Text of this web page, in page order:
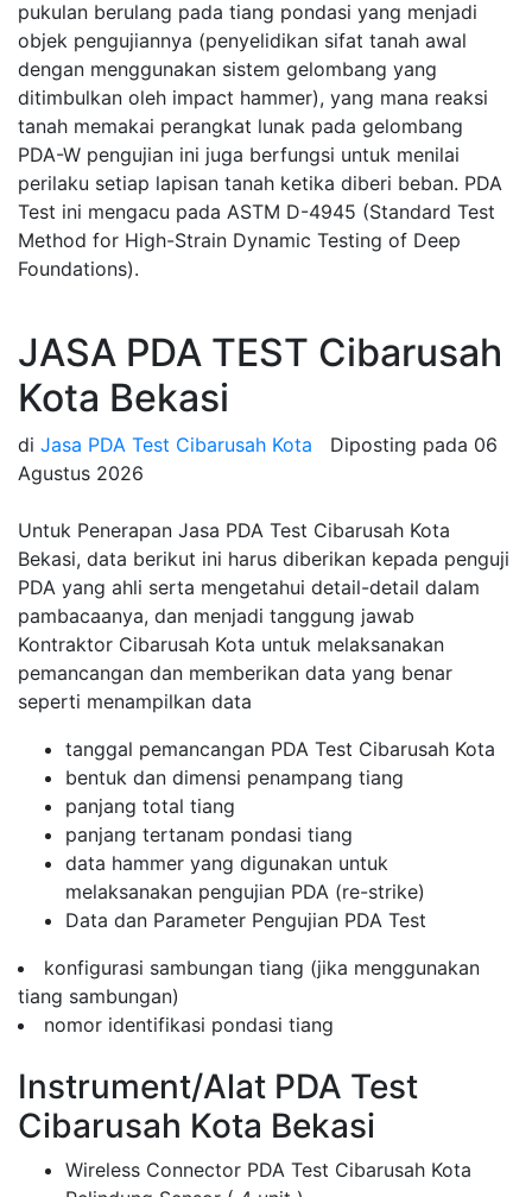
pukulan berulang pada tiang pondasi yang menjadi
objek pengujiannya (penyelidikan sifat tanah awal
dengan menggunakan sistem gelombang yang
ditimbulkan oleh impact hammer), yang mana reaksi
tanah memakai perangkat lunak pada gelombang
PDA-W pengujian ini juga berfungsi untuk menilai
perilaku setiap lapisan tanah ketika diberi beban. PDA
Test ini mengacu pada ASTM D-4945 (Standard Test
Method for High-Strain Dynamic Testing of Deep
Foundations).
JASA PDA TEST Cibarusah
Kota Bekasi
di Jasa PDA Test Cibarusah Kota Diposting pada 06
Agustus 2026
Untuk Penerapan Jasa PDA Test Cibarusah Kota
Bekasi, data berikut ini harus diberikan kepada penguji
PDA yang ahli serta mengetahui detail-detail dalam
pambacaanya, dan menjadi tanggung jawab
Kontraktor Cibarusah Kota untuk melaksanakan
pemancangan dan memberikan data yang benar
seperti menampilkan data
tanggal pemancangan PDA Test Cibarusah Kota
bentuk dan dimensi penampang tiang
panjang total tiang
panjang tertanam pondasi tiang
data hammer yang digunakan untuk
melaksanakan pengujian PDA (re-strike)
Data dan Parameter Pengujian PDA Test
konfigurasi sambungan tiang (jika menggunakan
tiang sambungan)
nomor identifikasi pondasi tiang
Instrument/Alat PDA Test
Cibarusah Kota Bekasi
Wireless Connector PDA Test Cibarusah Kota